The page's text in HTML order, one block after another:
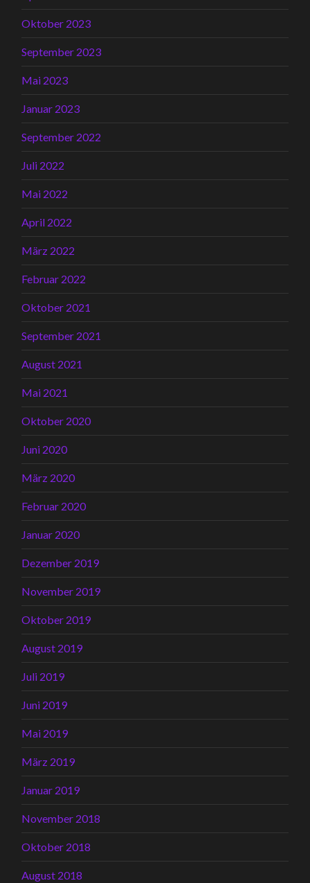
Oktober 2023
September 2023
Mai 2023
Januar 2023
September 2022
Juli 2022
Mai 2022
April 2022
März 2022
Februar 2022
Oktober 2021
September 2021
August 2021
Mai 2021
Oktober 2020
Juni 2020
März 2020
Februar 2020
Januar 2020
Dezember 2019
November 2019
Oktober 2019
August 2019
Juli 2019
Juni 2019
Mai 2019
März 2019
Januar 2019
November 2018
Oktober 2018
August 2018